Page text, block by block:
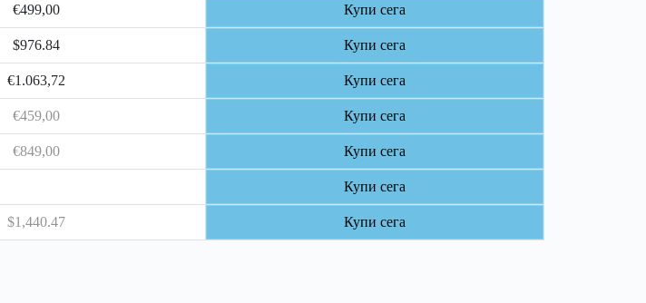
€499,00 Купи сега
$976.84 Купи сега
€1.063,72 Купи сега
€459,00 Купи сега
€849,00 Купи сега
Купи сега
$1,440.47 Купи сега